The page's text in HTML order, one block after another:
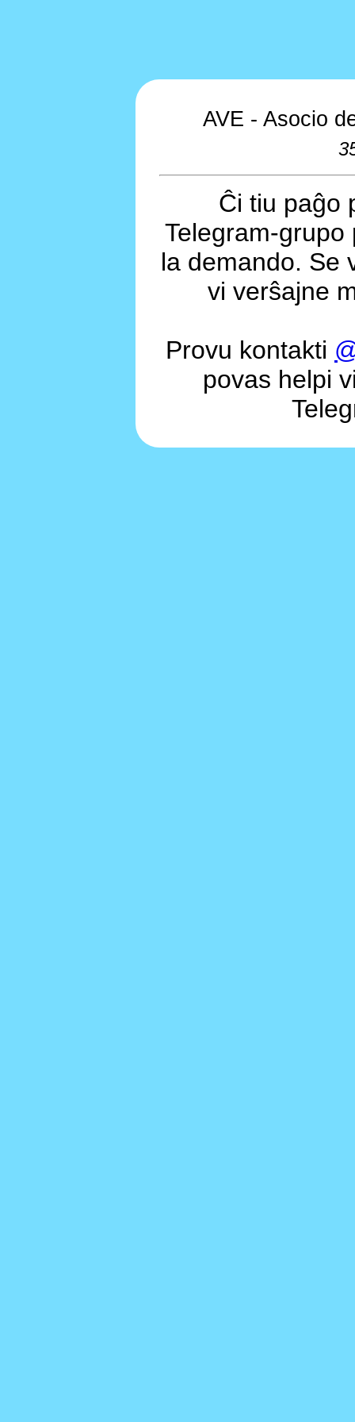
AVE - Asocio
Ĉi tiu paĝo
Telegram-
la demando. Se
vi verŝajne
Provu kontakti
povas helpi